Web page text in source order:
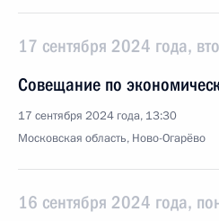
17 сентября 2024 года,
Совещание по
17 сентября 2024 года, 13:30
Московская область, Ново-Огарёво
16 сентября 2024 года,